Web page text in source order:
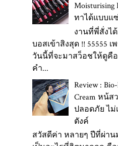
ทาได้แบบแ
งานที่พี่สั่งไ
บอสเข้าสิงสุด !! 55555 เ
วันนี้ที่จะมาสว็อชให้ดูคือ
คำ...
Review :
Cream หน้ส
ปลอดภัย ไม่
ตังค์
สวัสดีค่า หลายๆ ปีที่ผ่าน